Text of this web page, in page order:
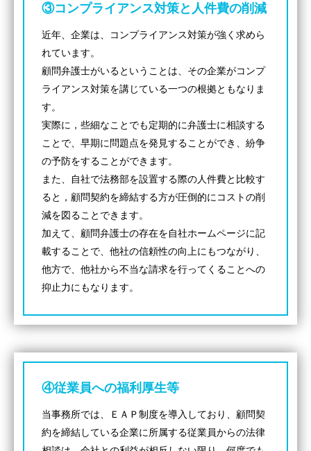
事務所紹介
弁護士紹介
特別顧問
弁護士費用
ご相談の流れ
解決事例
お客様の声
採用情報
カウンセリング
リモート相談
③コンプライアンス対策と人件費の削減
近年、企業は、コンプライアンス対策が強く求めら
れています。
顧問弁護士がいるということは、その企業がコンプ
ライアンス対策を講じている一つの根拠ともなりま
す。
実際に，些細なことでも定期的に弁護士に相談する
ことで、早期に問題点を発見することができ、紛争
の予防をすることができます。
また、自社で法務部を設置する際の人件費と比較す
ると，顧問契約を締結する方が圧倒的にコストの削
減を図ることできます。
加えて、顧問弁護士の存在を自社ホームページに記
載することで、他社の信頼性の向上にもつながり、
他方で、他社から不当な請求を行ってくることへの
抑止力にもなります。
④従業員への福利厚生等
当事務所では、ＥＡＰ制度を導入しており、顧問契
約を締結している企業に所属する従業員からの法律